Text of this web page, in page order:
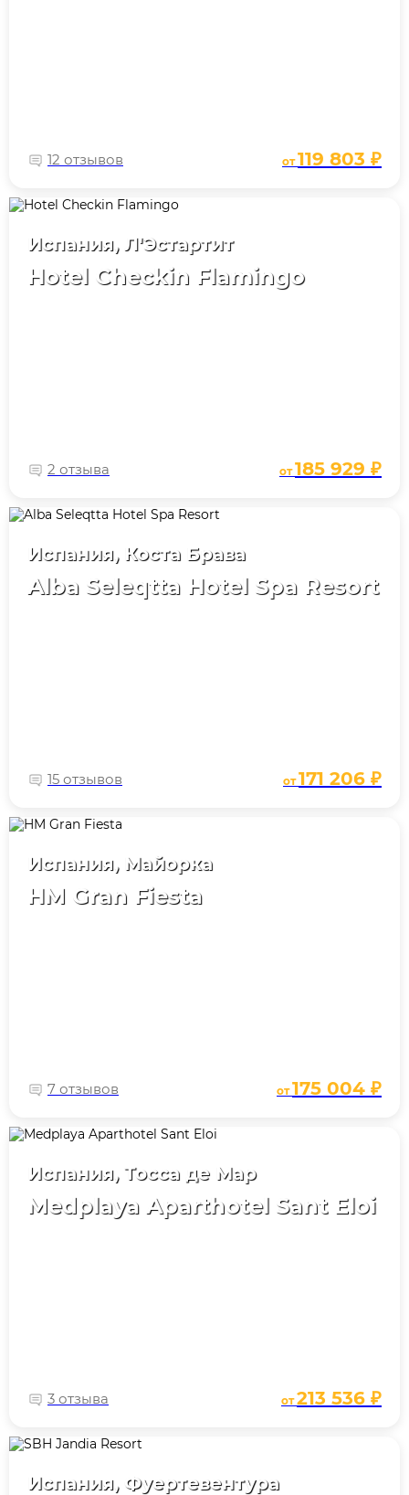
12 отзывов от119 803 ₽
Испания, Л'Эстартит
Hotel Checkin Flamingo
2 отзыва от185 929 ₽
Испания, Коста Брава
Alba Seleqtta Hotel Spa Resort
15 отзывов от171 206 ₽
Испания, Майорка
HM Gran Fiesta
7 отзывов от175 004 ₽
Испания, Тосса де Мар
Medplaya Aparthotel Sant Eloi
3 отзыва от213 536 ₽
Испания, Фуертевентура